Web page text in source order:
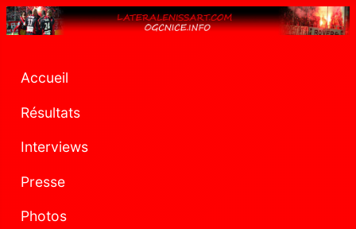
Accueil
Résultats
Interviews
Presse
Photos